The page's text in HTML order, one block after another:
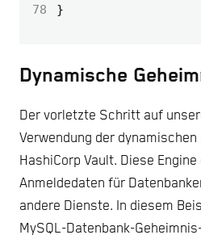
78
Dynamische
Der vorletzte Schritt auf
Verwendung der
HashiCorp Vault. Diese
Anmeldedaten für
andere Dienste. In diesem
MySQL-Datenbank-